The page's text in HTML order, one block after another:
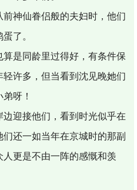
神仙眷侣般的夫妇时，他们
了。
是同龄里过得好，有条件保
许多，但当看到沈见晚她们
呀！
迎接他们，看到时光似乎在
还一如当年在京城时的那副
更是不由一阵的感慨和羡